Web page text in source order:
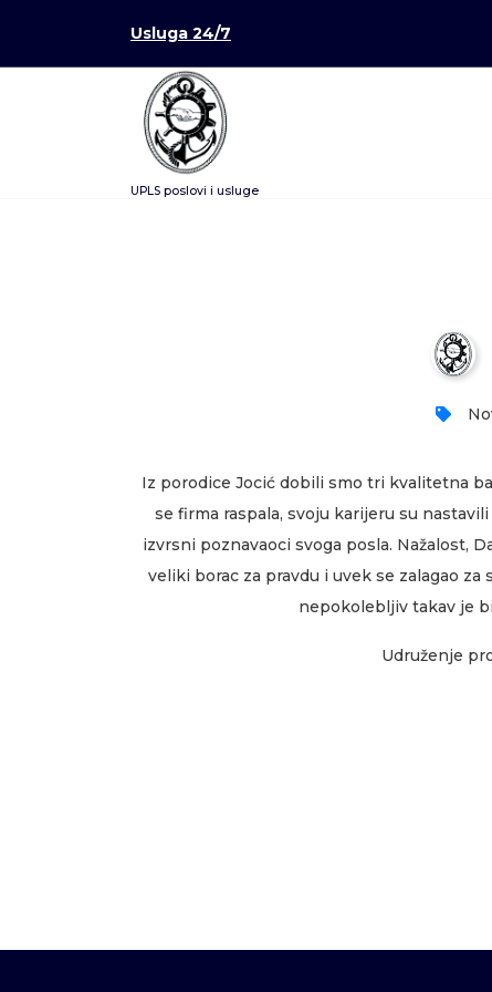
Usluga 24/7
UPLS poslovi i usluge
Iz porodice Jocić dobili smo tri kvalitetna
se firma raspala, svoju karijeru su
izvrsni poznavaoci svoga posla. Nažalost,
veliki borac za pravdu i uvek se zalagao
nepokolebljiv takav je
Udruženje